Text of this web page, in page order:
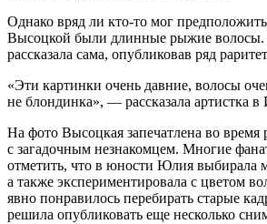
Однако вряд ли кто-то мог
Высоцкой были длинные рыжие волосы.
рассказала сама, опубликовав ряд
«Эти картинки очень давние, волосы
не блондинка», — рассказала артистка в
На фото Высоцкая запечатлена во время
с загадочным незнакомцем. Многие
отметить, что в юности Юлия выбирала
а также экспериментировала с цветом
явно понравилось перебирать старые
решила опубликовать еще несколько